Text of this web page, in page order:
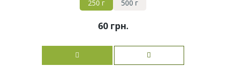
250 г 500 г
60 грн.